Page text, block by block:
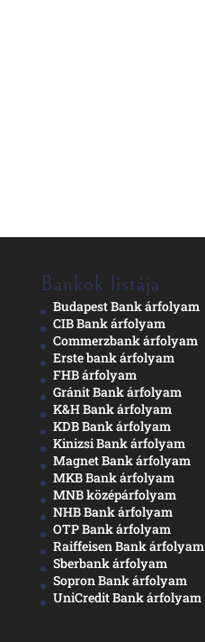
Bankok listája
Budapest Bank árfolyam
CIB Bank árfolyam
Commerzbank árfolyam
Erste bank árfolyam
FHB árfolyam
Gránit Bank árfolyam
K&H Bank árfolyam
KDB Bank árfolyam
Kinizsi Bank árfolyam
Magnet Bank árfolyam
MKB Bank árfolyam
MNB középárfolyam
NHB Bank árfolyam
OTP Bank árfolyam
Raiffeisen Bank árfolyam
Sberbank árfolyam
Sopron Bank árfolyam
UniCredit Bank árfolyam